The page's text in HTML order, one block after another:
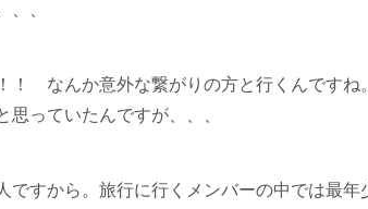
、、
！ なんか意外な繋がりの方と行くんですね
思っていたんですが、、、
ですから。旅行に行くメンバーの中では最